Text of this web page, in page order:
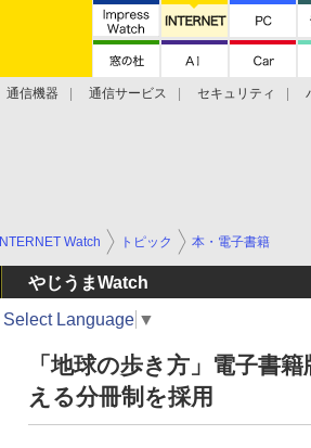
通信機器 通信サービス セキュリティ
INTERNET Watch トピック 本・電子書籍
やじうまWatch
Select Language ▼
「地球の歩き方」電子書
える分冊制を採用